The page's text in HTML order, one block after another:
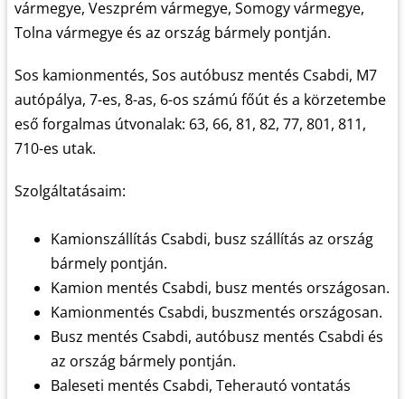
vármegye, Veszprém vármegye, Somogy vármegye,
Tolna vármegye és az ország bármely pontján.
Sos kamionmentés, Sos autóbusz mentés Csabdi, M7
autópálya, 7-es, 8-as, 6-os számú főút és a körzetembe
eső forgalmas útvonalak: 63, 66, 81, 82, 77, 801, 811,
710-es utak.
Szolgáltatásaim:
Kamionszállítás Csabdi, busz szállítás az ország
bármely pontján.
Kamion mentés Csabdi, busz mentés országosan.
Kamionmentés Csabdi, buszmentés országosan.
Busz mentés Csabdi, autóbusz mentés Csabdi és
az ország bármely pontján.
Baleseti mentés Csabdi, Teherautó vontatás